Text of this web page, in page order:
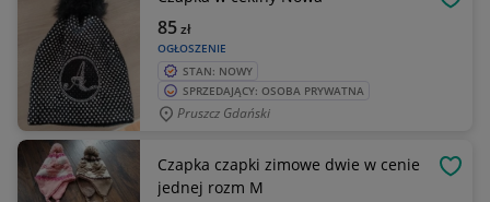
OGŁOSZENIE
85zł
STAN: NOWY
SPRZEDAJĄCY: OSOBA PRYWATNA
Pruszcz Gdański
Czapka czapki zimowe dwie w cenie
jednej rozm M